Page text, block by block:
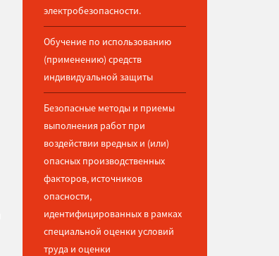
электробезопасности.
Обучение по использованию
(применению) средств
индивидуальной защиты
Безопасные методы и приемы
выполнения работ при
воздействии вредных и (или)
опасных производственных
факторов, источников
опасности,
идентифицированных в рамках
специальной оценки условий
труда и оценки